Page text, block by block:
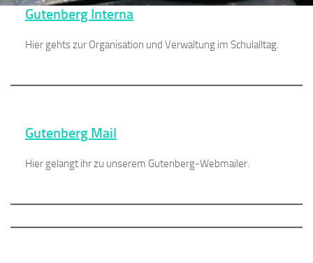
Gutenberg Interna
Hier gehts zur Organisation und Verwaltung im Schulalltag.
Gutenberg Mail
Hier gelangt ihr zu unserem Gutenberg-Webmailer.